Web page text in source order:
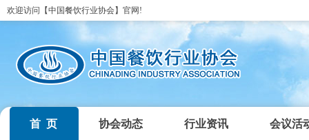
欢迎访问【中国餐饮行业协会】官网!
首 页 协会动态 行业资讯 会议活